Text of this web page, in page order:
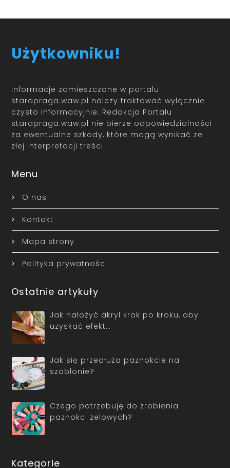
Użytkowniku!
Informacje zamieszczone w portalu
starapraga.waw.pl należy traktować wyłącznie
czysto informacyjnie. Redakcja Portalu
starapraga.waw.pl nie bierze odpowiedzialności
za ewentualne szkody, które mogą wynikać ze
złej interpretacji treści.
Menu
O nas
Kontakt
Mapa strony
Polityka prywatności
Ostatnie artykuły
Jak nałożyć akryl krok po kroku, aby
uzyskać efekt…
Jak się przedłuża paznokcie na
szablonie?
Czego potrzebuję do zrobienia
paznokci żelowych?
Kategorie